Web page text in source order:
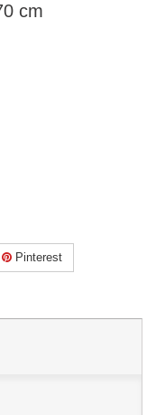
cm
Pinterest